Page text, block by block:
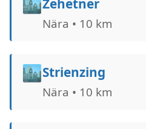
Nära • 10 km
🏙️Strienzing
Nära • 10 km